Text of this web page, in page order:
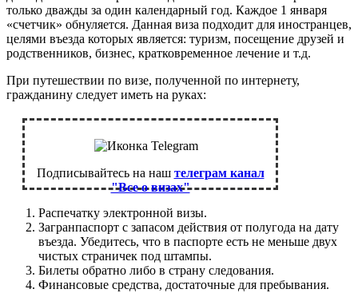
только дважды за один календарный год. Каждое 1 января
«счетчик» обнуляется. Данная виза подходит для иностранцев,
целями въезда которых является: туризм, посещение друзей и
родственников, бизнес, кратковременное лечение и т.д.
При путешествии по визе, полученной по интернету,
гражданину следует иметь на руках:
Подписывайтесь на наш телеграм канал
"Все о визах"
Распечатку электронной визы.
Загранпаспорт с запасом действия от полугода на дату
въезда. Убедитесь, что в паспорте есть не меньше двух
чистых страничек под штампы.
Билеты обратно либо в страну следования.
Финансовые средства, достаточные для пребывания.